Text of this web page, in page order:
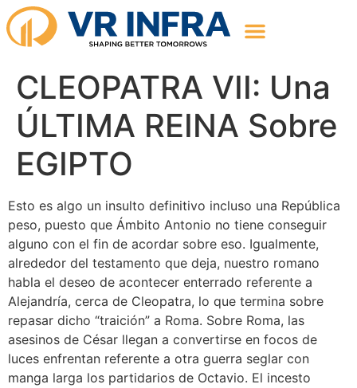
CLEOPATRA VII: Una
ÚLTIMA REINA Sobre
EGIPTO
Esto es algo un insulto definitivo incluso una República
peso, puesto que Ámbito Antonio no tiene conseguir
alguno con el fin de acordar sobre eso. Igualmente,
alrededor del testamento que deja, nuestro romano
habla el deseo de acontecer enterrado referente a
Alejandría, cerca de Cleopatra, lo que termina sobre
repasar dicho “traición” a Roma. Sobre Roma, las
asesinos de César llegan a convertirse en focos de
luces enfrentan referente a otra guerra seglar con
manga larga los partidarios de Octavio. El incesto